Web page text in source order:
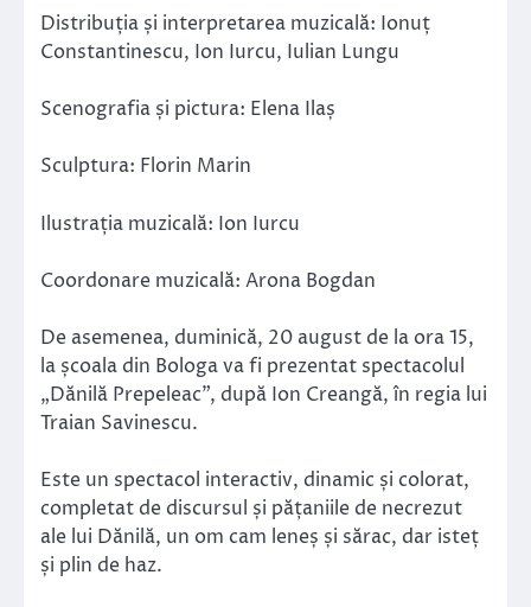
Distribuția și interpretarea muzicală: Ionuț
Constantinescu, Ion Iurcu, Iulian Lungu
Scenografia și pictura: Elena Ilaș
Sculptura: Florin Marin
Ilustrația muzicală: Ion Iurcu
Coordonare muzicală: Arona Bogdan
De asemenea, duminică, 20 august de la ora 15,
la școala din Bologa va fi prezentat spectacolul
„Dănilă Prepeleac”, după Ion Creangă, în regia lui
Traian Savinescu.
Este un spectacol interactiv, dinamic și colorat,
completat de discursul și pățaniile de necrezut
ale lui Dănilă, un om cam leneș și sărac, dar isteț
și plin de haz.